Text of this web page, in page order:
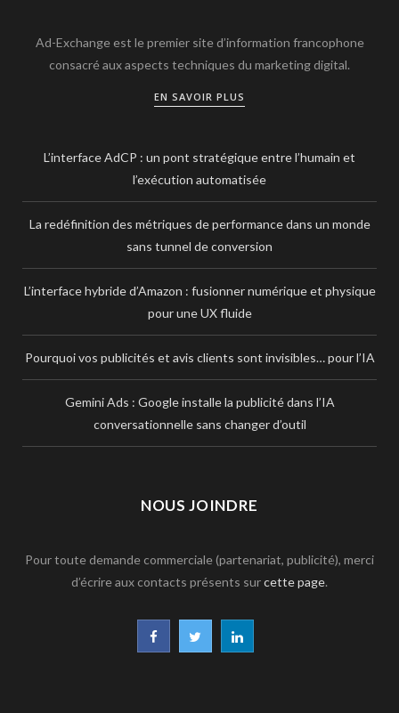
Ad-Exchange est le premier site d’information francophone
consacré aux aspects techniques du marketing digital.
EN SAVOIR PLUS
L’interface AdCP : un pont stratégique entre l’humain et
l’exécution automatisée
La redéfinition des métriques de performance dans un monde
sans tunnel de conversion
L’interface hybride d’Amazon : fusionner numérique et physique
pour une UX fluide
Pourquoi vos publicités et avis clients sont invisibles… pour l’IA
Gemini Ads : Google installe la publicité dans l’IA
conversationnelle sans changer d’outil
NOUS JOINDRE
Pour toute demande commerciale (partenariat, publicité), merci
d’écrire aux contacts présents surcette page.
F L